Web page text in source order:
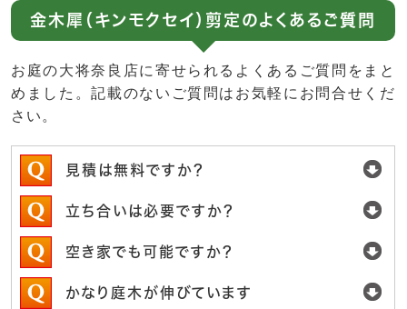
金木犀（キンモクセイ）剪定のよくあるご質問
お庭の大将奈良店に寄せられるよくあるご質問をまと
めました。記載のないご質問はお気軽にお問合せくだ
さい。
見積は無料ですか？
立ち合いは必要ですか？
空き家でも可能ですか？
かなり庭木が伸びています